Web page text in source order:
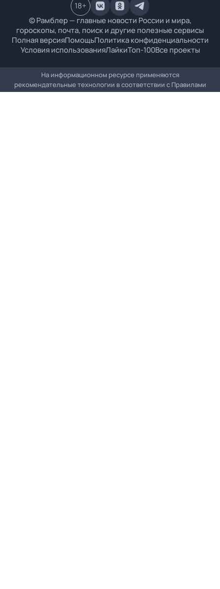
© Рамблер — главные новости России и мира,
гороскопы, почта, поиск и другие полезные сервисы
Полная версияПомощьПолитика конфиденциальности
Условия использованияЛайкиТоп-100Все проекты
18+
На информационном ресурсе применяются
рекомендательные технологии в соответствии с Правилами